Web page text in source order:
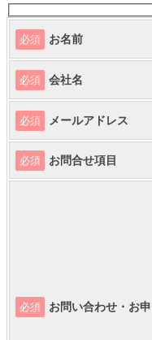
必須 お名前
必須 会社名
必須 メールアドレス
必須 お問合せ項目
必須 お問い合わせ・お